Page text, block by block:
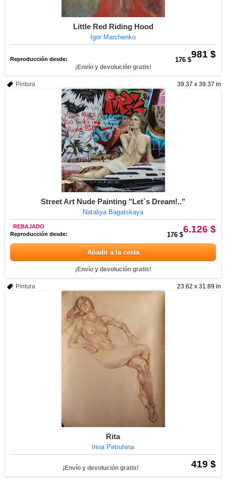
Little Red Riding Hood
Igor Marchenko
981 $
Reproducción desde: 176 $
¡Envío y devolución gratis!
39.37 x 39.37 in
Pintura
Street Art Nude Painting "Let`s Dream!.."
Nataliya Bagatskaya
6.126 $
REBAJADO
Reproducción desde:
176 $
Añadir a la cesta
¡Envío y devolución gratis!
23.62 x 31.89 in
Pintura
Rita
Irina Petruhina
419 $
¡Envío y devolución gratis!